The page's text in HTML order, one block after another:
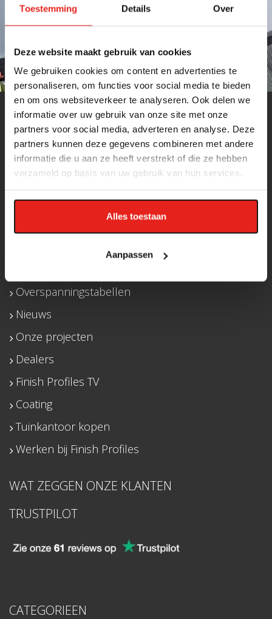
Toestemming Details Over
Deze website maakt gebruik van cookies
We gebruiken cookies om content en advertenties te
personaliseren, om functies voor social media te bieden
en om ons websiteverkeer te analyseren. Ook delen we
informatie over uw gebruik van onze site met onze
partners voor social media, adverteren en analyse. Deze
partners kunnen deze gegevens combineren met andere
informatie die u aan ze heeft verstrekt of die ze hebben
verzameld op basis van uw gebruik van hun services.
Alles toestaan
Aanpassen
FINISH PROFILES
Over Finish Profiles
Eigen productie
Overspanningstabellen
Nieuws
Onze projecten
Dealers
Finish Profiles TV
Coating
Tuinkantoor kopen
Werken bij Finish Profiles
WAT ZEGGEN ONZE KLANTEN
TRUSTPILOT
CATEGORIEEN